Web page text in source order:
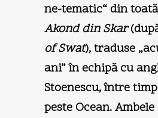
ne-tematic“ din
Akond din Skar
of Swat), traduse
ani” în echipă cu
Stoenescu, între
peste Ocean.